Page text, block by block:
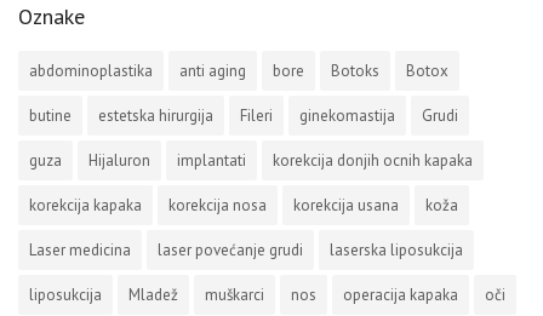
Oznake
abdominoplastika anti aging bore Botoks Botox
butine estetska hirurgija Fileri ginekomastija Grudi
guza Hijaluron implantati korekcija donjih ocnih kapaka
korekcija kapaka korekcija nosa korekcija usana koža
Laser medicina laser povećanje grudi laserska liposukcija
liposukcija Mladež muškarci nos operacija kapaka oči